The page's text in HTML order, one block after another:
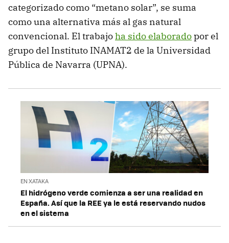
categorizado como “metano solar”, se suma
como una alternativa más al gas natural
convencional. El trabajoha sido elaboradopor el
grupo del Instituto INAMAT2 de la Universidad
Pública de Navarra (UPNA).
EN XATAKA
El hidrógeno verde comienza a ser una realidad en
España. Así que la REE ya le está reservando nudos
en el sistema